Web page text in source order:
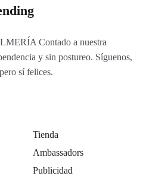
Contado a nuestra
y sin postureo. Síguenos,
sí felices.
Tienda
Ambassadors
Publicidad